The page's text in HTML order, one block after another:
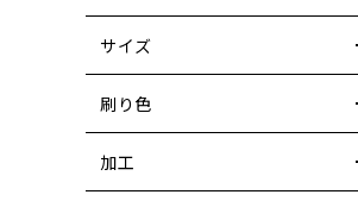
サイズ
刷り色
加工